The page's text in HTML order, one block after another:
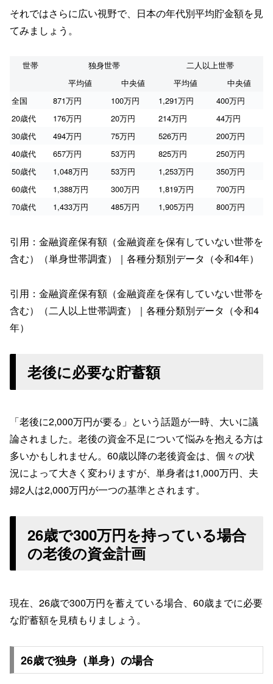
それではさらに広い視野で、日本の年代別平均貯金額を見
てみましょう。
世帯 独身世帯
二人以上世帯
平均値
中央値 平均値
中央値
全国
871万円 100万円 1,291万円
400万円
20歳代
176万円 20万円 214万円
44万円
30歳代
494万円 75万円 526万円
200万円
40歳代
657万円 53万円 825万円
250万円
50歳代
1,048万円 53万円 1,253万円
350万円
60歳代
1,388万円 300万円 1,819万円
700万円
70歳代
1,433万円 485万円 1,905万円 800万円
引用：金融資産保有額（金融資産を保有していない世帯を
含む）（単身世帯調査）｜各種分類別データ（令和4年）
引用：金融資産保有額（金融資産を保有していない世帯を
含む）（二人以上世帯調査）｜各種分類別データ（令和4
年）
老後に必要な貯蓄額
「老後に2,000万円が要る」という話題が一時、大いに議
論されました。老後の資金不足について悩みを抱える方は
多いかもしれません。60歳以降の老後資金は、個々の状
況によって大きく変わりますが、単身者は1,000万円、夫
婦2人は2,000万円が一つの基準とされます。
26歳で300万円を持っている場合
の老後の資金計画
現在、26歳で300万円を蓄えている場合、60歳までに必要
な貯蓄額を見積もりましょう。
26歳で独身（単身）の場合